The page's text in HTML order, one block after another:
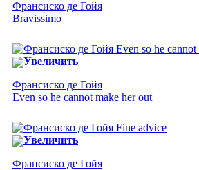
Франсиско де Гойя
Bravissimo
Увеличить
Франсиско де Гойя
Even so he cannot make her out
Увеличить
Франсиско де Гойя